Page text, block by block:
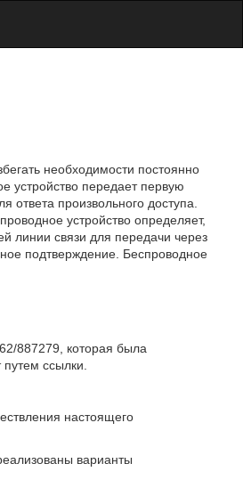
необходимости постоянно
устройство передает первую
ответа произвольного доступа.
устройство определяет,
линии связи для передачи через
подтверждение. Беспроводное
887279, которая была
ссылки.
настоящего
варианты